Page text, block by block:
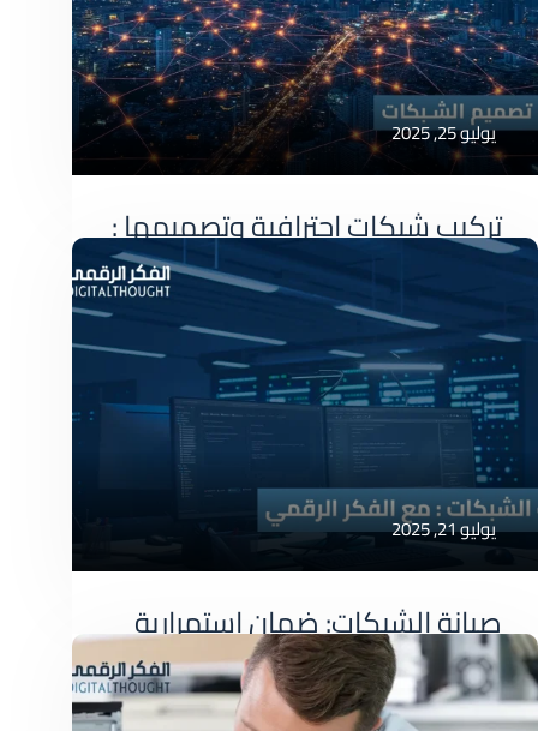
صيانة شبكات
يوليو 25, 2025
تركيب شبكات احترافية وتصميمها :
دليلك الشامل لتعزيز كفاءة عملك
تركيب شبكات احترافية: دليلك الشامل لتعزيز كفاءة
عملك في عالم
صيانة شبكات
يوليو 21, 2025
صيانة الشبكات: ضمان استمرارية
عملك وكفاءة أدائك مع الفكر
الرقمي